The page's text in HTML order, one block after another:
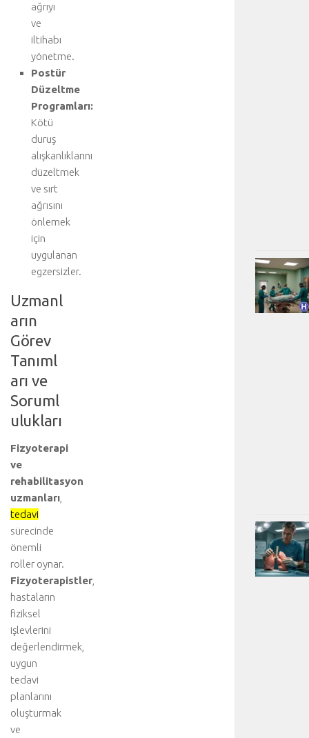
ağrıyı
ve
iltihabı
yönetme.
Postür
Düzeltme
Programları:
Kötü
duruş
alışkanlıklarını
düzeltmek
ve sırt
ağrısını
önlemek
için
uygulanan
egzersizler.
Uzmanl
arın
Görev
Tanıml
arı ve
Soruml
ulukları
Fizyoterapi
ve
rehabilitasyon
uzmanları
tedavi
sürecinde
önemli
roller oynar.
Fizyoterapistler
hastaların
fiziksel
işlevlerini
değerlendirmek,
uygun
tedavi
planlarını
oluşturmak
ve